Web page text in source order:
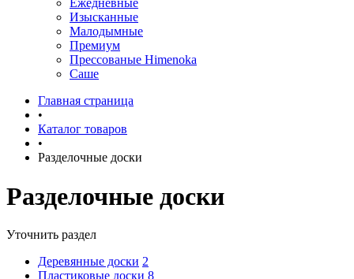
Ежедневные
Изысканные
Малодымные
Премиум
Прессованые Himenoka
Саше
Главная страница
•
Каталог товаров
•
Разделочные доски
Разделочные доски
Уточнить раздел
Деревянные доски 2
Пластиковые доски 8